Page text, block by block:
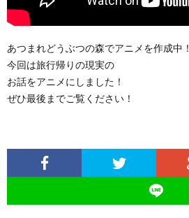
あつまれどうぶつの森でアニメを作成中！
今回は旅行帰りの現実の
お話をアニメにしました！
ぜひ最後までご覧ください！